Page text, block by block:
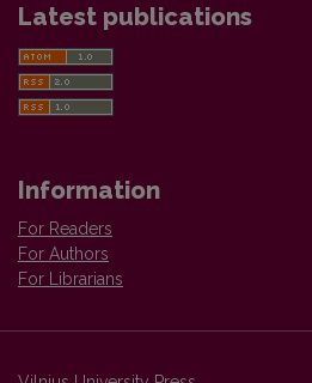
Latest publications
Information
For Readers
For Authors
For Librarians